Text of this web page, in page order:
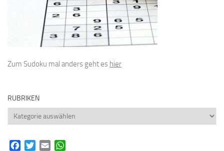
Zum Sudoku mal anders geht es hier
RUBRIKEN
Rubriken
FacebookTwitterEmail